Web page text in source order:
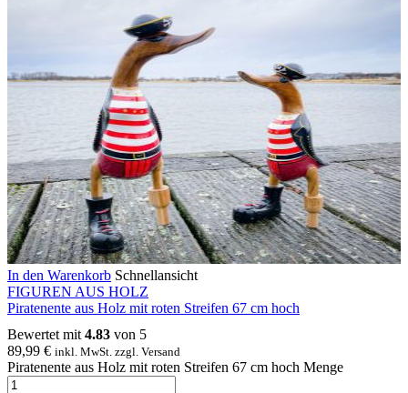
In den Warenkorb Schnellansicht
FIGUREN AUS HOLZ
Piratenente aus Holz mit roten Streifen 67 cm hoch
Bewertet mit 4.83 von 5
89,99 € inkl. MwSt. zzgl. Versand
Piratenente aus Holz mit roten Streifen 67 cm hoch Menge